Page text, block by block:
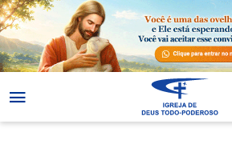
7. Como resolver o problema de ser